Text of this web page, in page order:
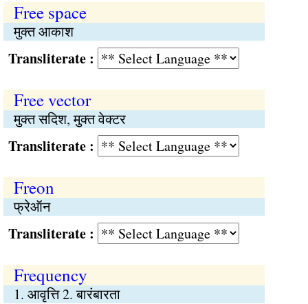
Free space
मुक्त आकाश
:
Free vector
मुक्त सदिश, मुक्त वेक्टर
:
Freon
फ्रेऑन
:
Frequency
1. आवृत्ति 2. बारंबारता